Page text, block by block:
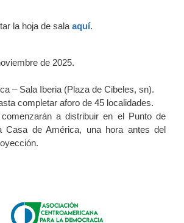
la hoja de sala aquí.
de 2025.
– Sala Iberia (Plaza de Cibeles, sn).
completar aforo de 45 localidades.
a distribuir en el Punto de
Casa de América, una hora antes del